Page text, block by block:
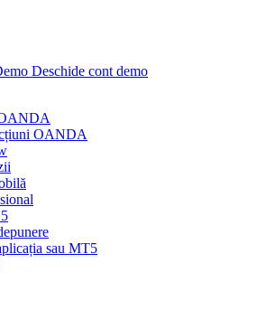
Deschide cont demo
OANDA
sau MT5